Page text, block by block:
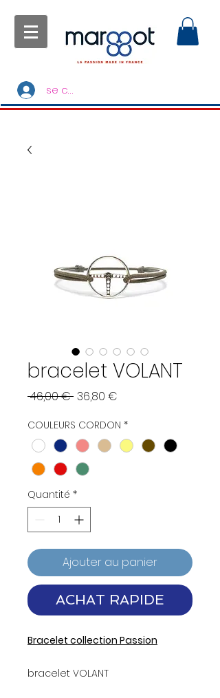
se connecter
bracelet VOLANT
46,00 € Prix
36,80 €
COULEURS CORDON *
Quantité *
Ajouter au panier
ACHAT RAPIDE
Bracelet collection Passion
bracelet VOLANT